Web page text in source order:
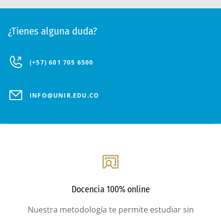
¿Tienes alguna duda?
(+57) 601 705 6500
INFO@UNIR.EDU.CO
Docencia 100% online
Nuestra metodología te permite estudiar sin